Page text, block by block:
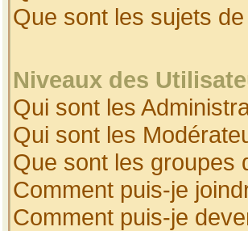
Que sont les sujets
Niveaux des
Qui sont les
Qui sont les
Que sont les groupes
Comment puis-je
Comment puis-je